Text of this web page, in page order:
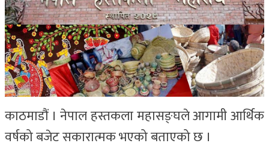
काठमाडौं । नेपाल हस्तकला महासङ्घले आगामी आर्थिक
वर्षको बजेट सकारात्मक भएको बताएको छ ।